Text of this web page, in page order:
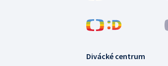
Divácké centrum